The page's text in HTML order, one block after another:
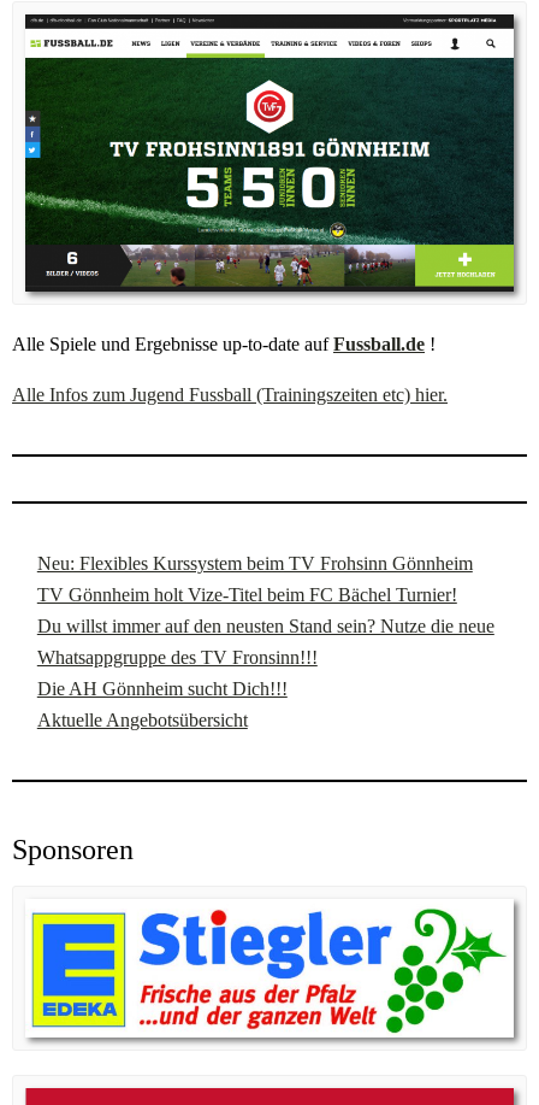
Alle Spiele und Ergebnisse up-to-date aufFussball.de !
Alle Infos zum Jugend Fussball (Trainingszeiten etc) hier.
Neu: Flexibles Kurssystem beim TV Frohsinn Gönnheim
TV Gönnheim holt Vize-Titel beim FC Bächel Turnier!
Du willst immer auf den neusten Stand sein? Nutze die neue
Whatsappgruppe des TV Fronsinn!!!
Die AH Gönnheim sucht Dich!!!
Aktuelle Angebotsübersicht
Sponsoren